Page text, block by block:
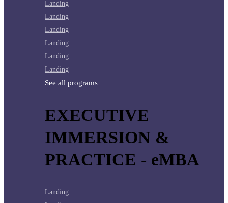
Landing
Landing
Landing
Landing
Landing
Landing
See all programs
EXECUTIVE
IMMERSION &
PRACTICE - eMBA
Landing